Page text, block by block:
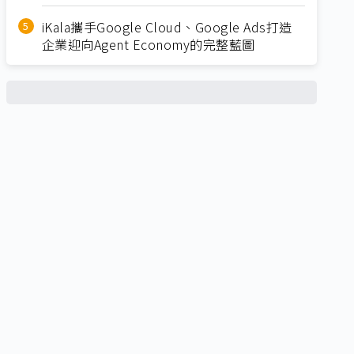
iKala攜手Google Cloud、Google Ads打造
企業迎向Agent Economy的完整藍圖